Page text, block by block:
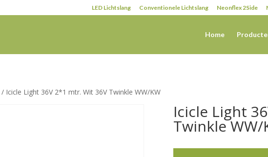
LED Lichtslang Conventionele Lichtslang Neonflex 2Side
Home
/ Icicle Light 36V 2*1 mtr. Wit 36V Twinkle WW/KW
Icicle Light
Twinkle WW/